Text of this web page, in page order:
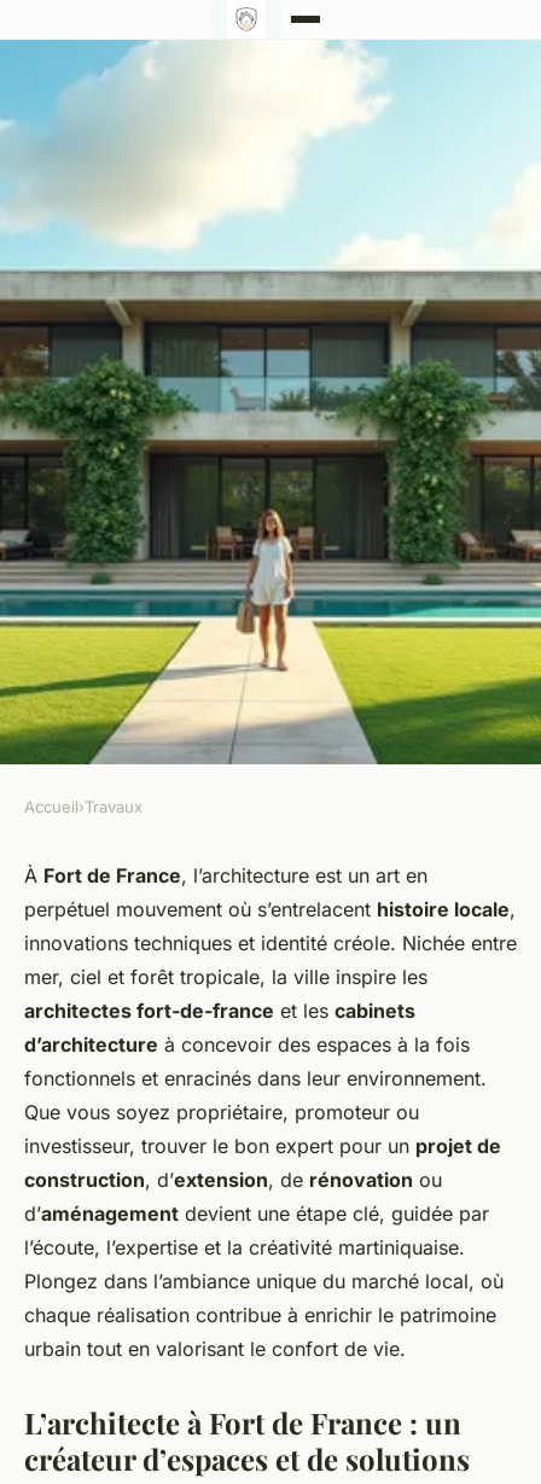
L'architecture à fort de france
: imaginer, construire et
valoriser chaque espace
Zoé•23 octobre 2025•6 min de lecture
Accueil›Travaux
À Fort de France, l’architecture est un art en
perpétuel mouvement où s’entrelacent histoire locale,
innovations techniques et identité créole. Nichée entre
mer, ciel et forêt tropicale, la ville inspire les
architectes fort-de-france et les cabinets
d’architecture à concevoir des espaces à la fois
fonctionnels et enracinés dans leur environnement.
Que vous soyez propriétaire, promoteur ou
investisseur, trouver le bon expert pour un projet de
construction, d’extension, de rénovation ou
d’aménagement devient une étape clé, guidée par
l’écoute, l’expertise et la créativité martiniquaise.
Plongez dans l’ambiance unique du marché local, où
chaque réalisation contribue à enrichir le patrimoine
urbain tout en valorisant le confort de vie.
L’architecte à Fort de France : un
créateur d’espaces et de solutions